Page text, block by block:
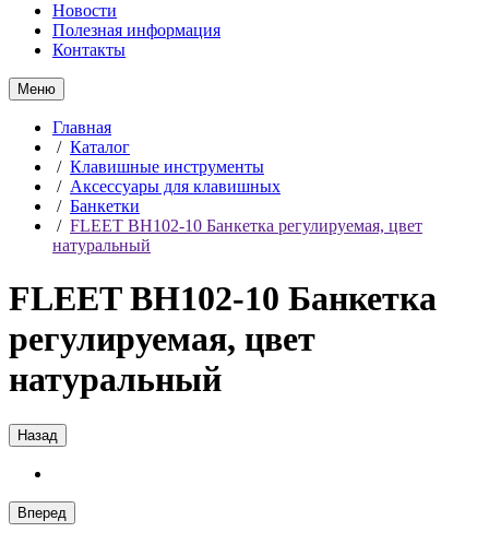
Новости
Полезная информация
Контакты
Меню
Главная
/ Каталог
/ Клавишные инструменты
/ Аксессуары для клавишных
/ Банкетки
/ FLEET BH102-10 Банкетка регулируемая, цвет
натуральный
FLEET BH102-10 Банкетка
регулируемая, цвет
натуральный
Назад
Вперед